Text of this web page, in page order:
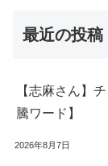
最近の投稿
【志麻さん】
騰ワード】
2026年8月7日